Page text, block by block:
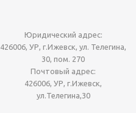
Юридический адрес:
426006, УР, г.Ижевск, ул. Телегина,
30, пом. 270
Почтовый адрес:
426006, УР, г.Ижевск,
ул.Телегина,30